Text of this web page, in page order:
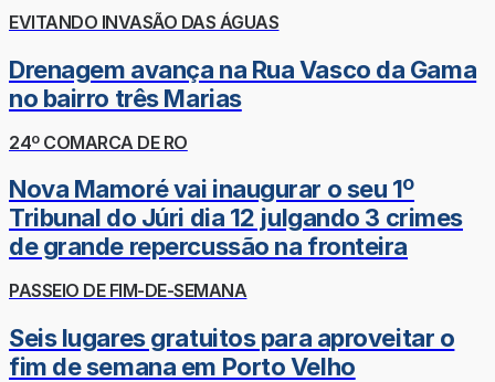
EVITANDO INVASÃO DAS ÁGUAS
Drenagem avança na Rua Vasco da Gama
no bairro três Marias
24º COMARCA DE RO
Nova Mamoré vai inaugurar o seu 1º
Tribunal do Júri dia 12 julgando 3 crimes
de grande repercussão na fronteira
PASSEIO DE FIM-DE-SEMANA
Seis lugares gratuitos para aproveitar o
fim de semana em Porto Velho